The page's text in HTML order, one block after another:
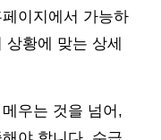
이지에서 가능하
상황에 맞는 상세
우는 것을 넘어,